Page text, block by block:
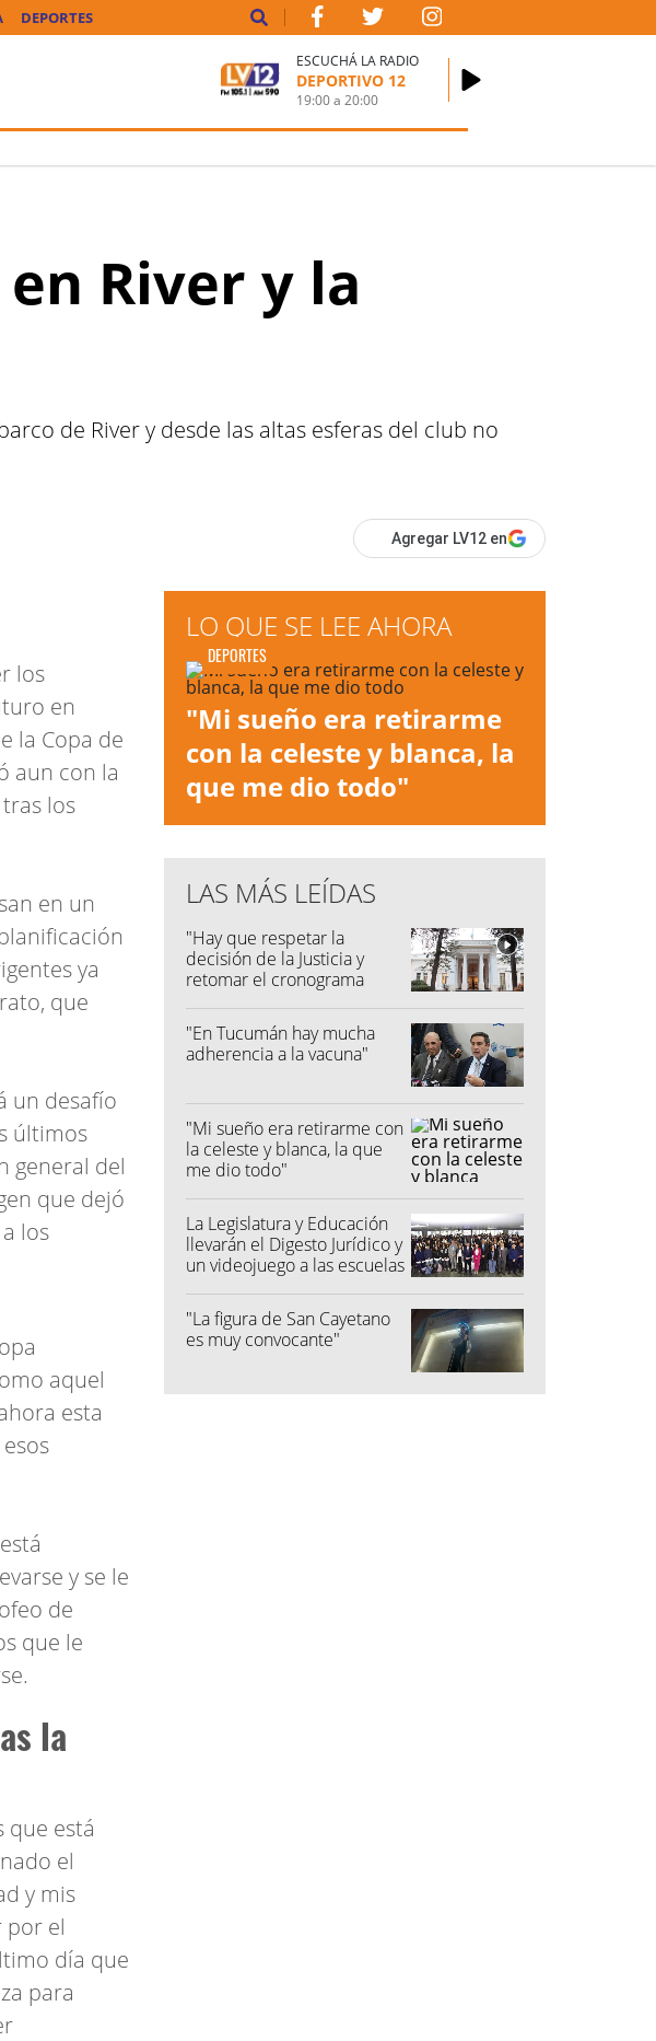
DEPORTES
ESCUCHÁ LA RADIO
DEPORTIVO 12
19:00a20:00
River y la
de River y desde las altas esferas del club no
Agregar LV12 en
los
en
la Copa de
aun con la
los
en un
ya
que
un desafío
últimos
general del
que dejó
los
aquel
esta
y se le
de
que le
la
que está
el
y mis
por el
día que
para
LO QUE SE LEE AHORA
DEPORTES
"Mi sueño era retirarme
con la celeste y blanca, la
que me dio todo"
LAS MÁS LEÍDAS
"Hay que respetar la
decisión de la Justicia y
retomar el cronograma
"En Tucumán hay mucha
adherencia a la vacuna"
"Mi sueño era retirarme con
la celeste y blanca, la que
me dio todo"
La Legislatura y Educación
llevarán el Digesto Jurídico y
un videojuego a las escuelas
"La figura de San Cayetano
es muy convocante"